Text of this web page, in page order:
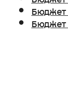
Бюджет
Бюджет